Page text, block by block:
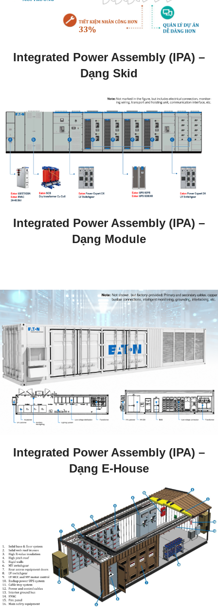
Integrated Power Assembly (IPA) –
Dạng Skid
Integrated Power Assembly (IPA) –
Dạng Module
Integrated Power Assembly (IPA) –
Dạng E-House